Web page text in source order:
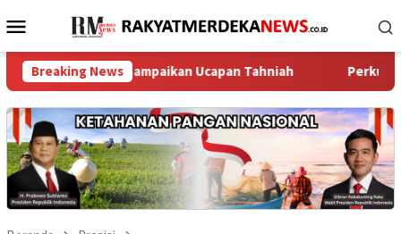
ke
Menu
Mobile
Breaking News
Sampaikan Ucapan Tahniah Perkuat Jaga